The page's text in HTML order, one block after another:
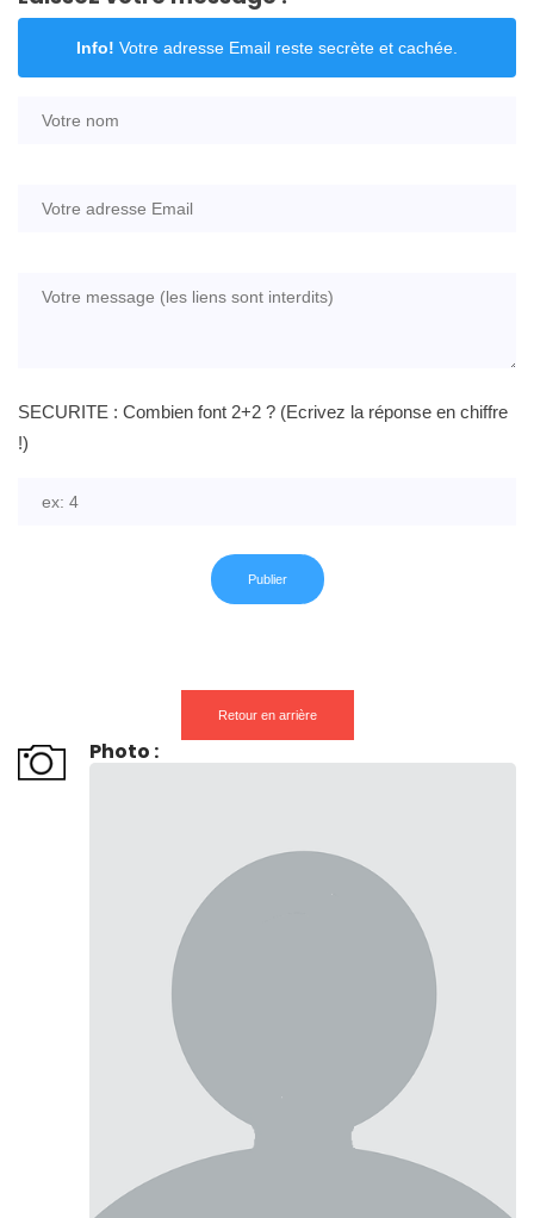
Info! Votre adresse Email reste secrète et cachée.
SECURITE : Combien font 2+2 ? (Ecrivez la réponse en chiffre
!)
Retour en arrière
Photo :